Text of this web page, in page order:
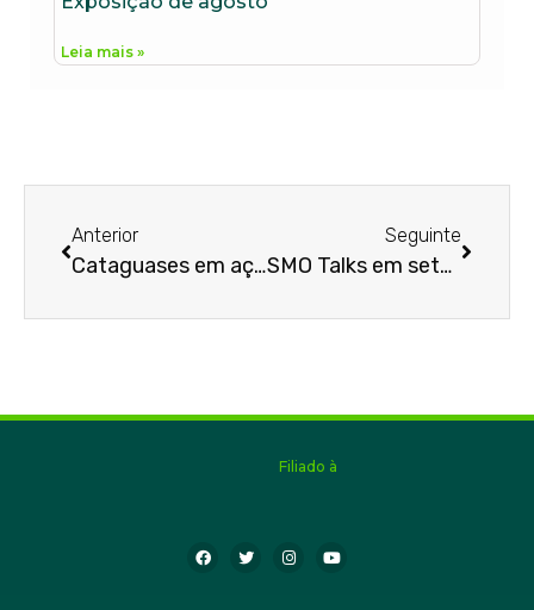
Leia mais »
Anterior
Cataguases em ação
Seguinte
SMO Talks em setembro
Filiado à